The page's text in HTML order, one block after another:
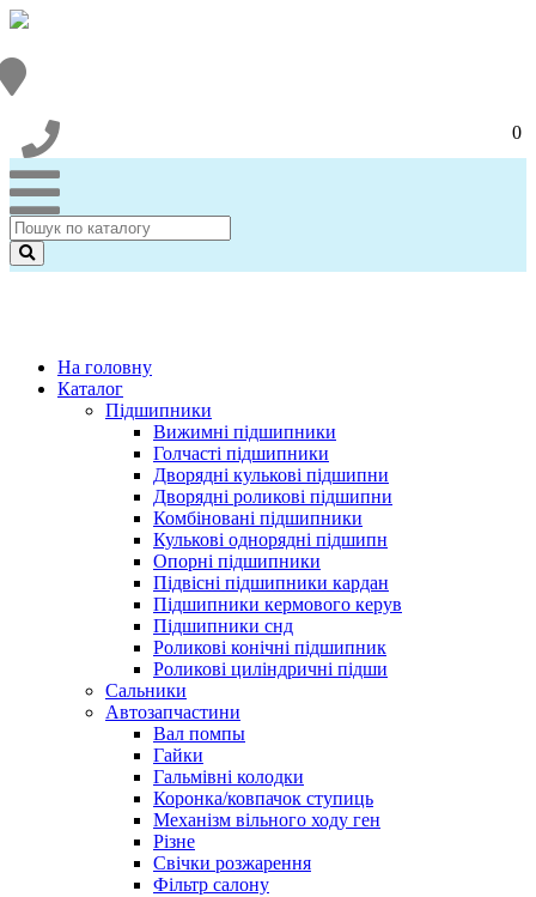
0
На головну
Каталог
Підшипники
Вижимні підшипники
Голчасті підшипники
Дворядні кулькові підшипни
Дворядні роликові підшипни
Комбіновані підшипники
Кулькові однорядні підшипн
Опорні підшипники
Підвісні підшипники кардан
Підшипники кермового керув
Підшипники снд
Роликові конічні підшипник
Роликові циліндричні підши
Сальники
Автозапчастини
Вал помпы
Гайки
Гальмівні колодки
Коронка/ковпачок ступиць
Механізм вільного ходу ген
Різне
Свічки розжарення
Фільтр салону